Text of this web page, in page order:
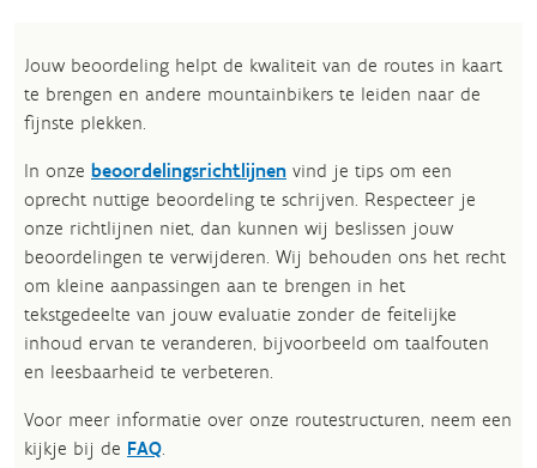
Jouw beoordeling helpt de kwaliteit van de routes in kaart
te brengen en andere mountainbikers te leiden naar de
fijnste plekken.
In onze beoordelingsrichtlijnen vind je tips om een
oprecht nuttige beoordeling te schrijven. Respecteer je
onze richtlijnen niet, dan kunnen wij beslissen jouw
beoordelingen te verwijderen. Wij behouden ons het recht
om kleine aanpassingen aan te brengen in het
tekstgedeelte van jouw evaluatie zonder de feitelijke
inhoud ervan te veranderen, bijvoorbeeld om taalfouten
en leesbaarheid te verbeteren.​
Voor meer informatie over onze routestructuren, neem een
kijkje bij de FAQ.